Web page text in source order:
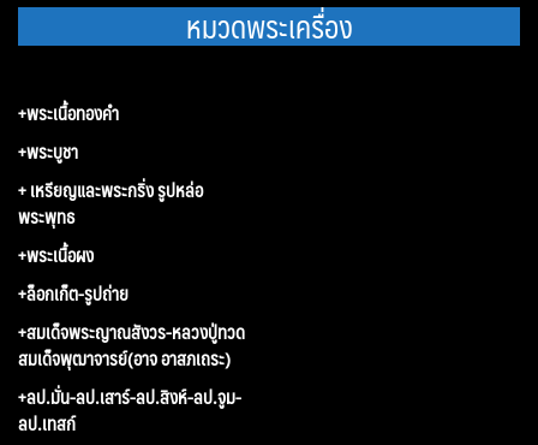
หมวดพระเครื่อง
+พระเนื้อทองคำ
+พระบูชา
+ เหรียญและพระกริ่ง รูปหล่อ
พระพุทธ
+พระเนื้อผง
+ล็อกเก็ต-รูปถ่าย
+สมเด็จพระญาณสังวร-หลวงปู่ทวด
สมเด็จพุฒาจารย์(อาจ อาสภเถระ)
+ลป.มั่น-ลป.เสาร์-ลป.สิงห์-ลป.จูม-
ลป.เทสก์